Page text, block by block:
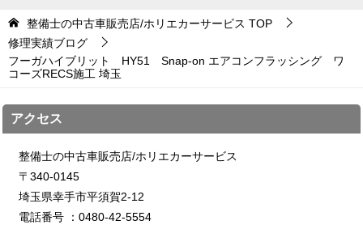
整備士の中古車販売店/ホリエカーサービス TOP
修理実績ブログ
フーガハイブリット HY51 Snap-on エアコンフラッシング ワ
コーズRECS施工 埼玉
アクセス
整備士の中古車販売店/ホリエカーサービス
〒340-0145
埼玉県幸手市平須賀2-12
電話番号 ：0480-42-5554